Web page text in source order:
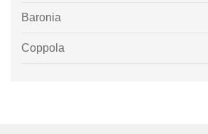
Baronia
Coppola